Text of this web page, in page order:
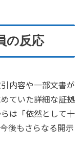
の反応
内容や一部文書が
ていた詳細な証拠
は「依然として十
後もさらなる開示